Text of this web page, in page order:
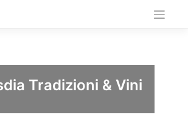
Tradizioni & Vini